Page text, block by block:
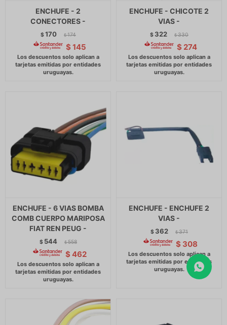
ENCHUFE - 2
CONECTORES -
$170 $ 174
$ 145
ENCHUFE - CHICOTE 2
VIAS -
$ 322 $ 330
$ 274
ENCHUFE - 6 VIAS BOMBA
COMB CUERPO MARIPOSA
FIAT REN PEUG -
$ 544 $ 558
$ 462
ENCHUFE - ENCHUFE 2
VIAS -
$ 362 $ 371
$ 308